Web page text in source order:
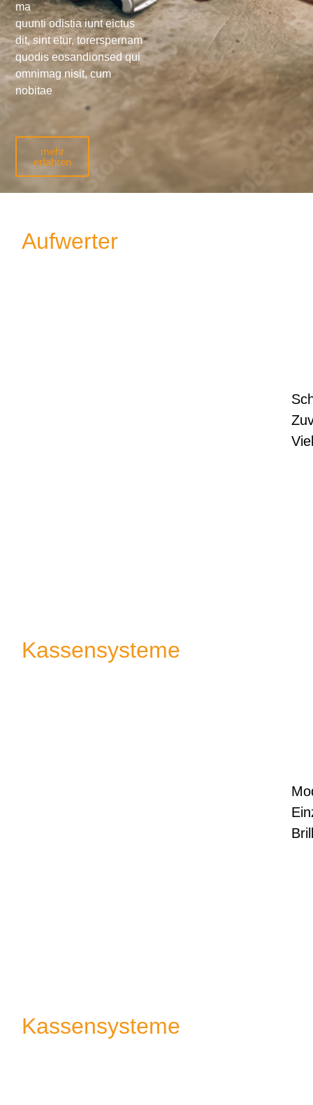
ma
quunti odistia iunt eictus
dit, sint etur, torerspernam
quodis eosandionsed qui
omnimag nisit, cum
nobitae
mehr
erfahren
Aufwerter
Kassensysteme
Kassensysteme